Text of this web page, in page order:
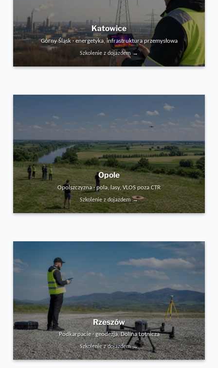
Katowice
Górny Śląsk · energetyka, infrastruktura przemysłowa
Szkolenie z dojazdem →
Opole
Opolszczyzna · pola, lasy, VLOS poza CTR
Szkolenie z dojazdem →
Rzeszów
Podkarpacie · geodezja, Dolina Lotnicza
Szkolenie z dojazdem →